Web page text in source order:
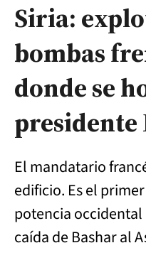
Siria:
bombas
donde se
presidente
El mandatario
edificio. Es el
potencia occidental
caída de Bashar al